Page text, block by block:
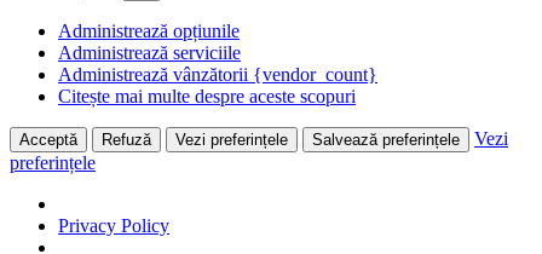
Administrează opțiunile
Administrează serviciile
Administrează vânzătorii {vendor_count}
Citește mai multe despre aceste scopuri
Acceptă Refuză Vezi preferințele Salvează preferințele
Vezi
preferințele
Privacy Policy